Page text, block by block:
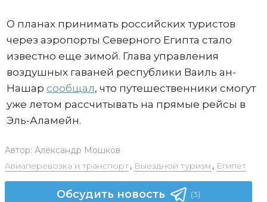
О планах принимать российских туристов
через аэропорты Северного Египта стало
известно еще зимой. Глава управления
воздушных гаваней республики Ваиль ан-
Нашар сообщал, что путешественники смогут
уже летом рассчитывать на прямые рейсы в
Эль-Аламейн.
Автор: Александр Мошков
Авиаперевозка и транспорт, Выездной туризм , Египет
Обсудить новость (3)